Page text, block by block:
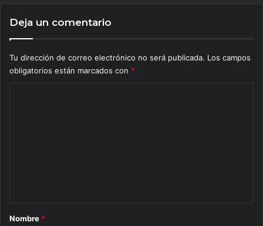
Deja un comentario
Tu dirección de correo electrónico no será publicada. Los campos
obligatorios están marcados con *
rNombre *